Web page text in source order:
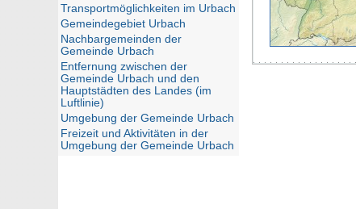
Transportmöglichkeiten im Urbach
Gemeindegebiet Urbach
Nachbargemeinden der
Gemeinde Urbach
Entfernung zwischen der
Gemeinde Urbach und den
Hauptstädten des Landes (im
Luftlinie)
Umgebung der Gemeinde Urbach
Freizeit und Aktivitäten in der
Umgebung der Gemeinde Urbach